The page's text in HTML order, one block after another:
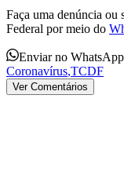
Faça uma denúncia ou
Federal por meio do
Enviar no WhatsApp
Coronavírus,TCDF
Ver Comentários